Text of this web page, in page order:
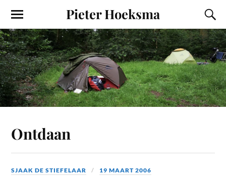
Pieter Hoeksma
Ontdaan
SJAAK DE STIEFELAAR 19 MAART 2006